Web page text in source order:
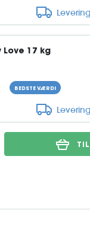
Love 17 kg
BEDSTE VÆRDI